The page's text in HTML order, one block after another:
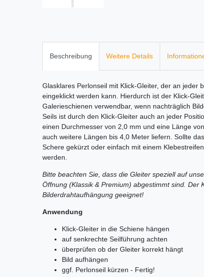
Beschreibung Weitere Details
Glasklares Perlonseil mit Klick-Gleiter, der an jeder
eingeklickt werden kann. Hierdurch ist der Klick-
Galerieschienen verwendbar, wenn nachträglich
Seils ist durch den Klick-Gleiter auch an jeder
einen Durchmesser von 2,0 mm und eine Länge
auch weitere Längen bis 4,0 Meter liefern. Sollte
Schere gekürzt oder einfach mit einem
werden.
Bitte beachten Sie, dass die Gleiter speziell auf
Öffnung (Klassik & Premium) abgestimmt sind. Der
Bilderdrahtaufhängung geeignet!
Anwendung
Klick-Gleiter in die Schiene hängen
auf senkrechte Seilführung achten
überprüfen ob der Gleiter korrekt hängt
Bild aufhängen
ggf. Perlonseil kürzen - Fertig!